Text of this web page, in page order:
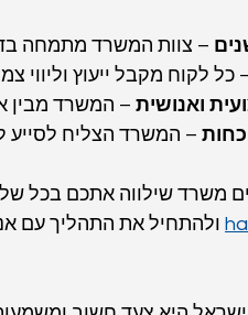
– צוות המשרד מתמחה
כל לקוח מקבל ייעוץ וליווי
ואנושית – המשרד מבין
– המשרד הצליח לסייע
משרד שילווה אתכם בכל
ולהתחיל את התהליך עם